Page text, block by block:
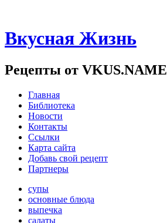
Вкусная Жизнь
Рецепты от VKUS.NAME
Главная
Библиотека
Новости
Контакты
Ссылки
Карта сайта
Добавь свой рецепт
Партнеры
супы
основные блюда
выпечка
салаты